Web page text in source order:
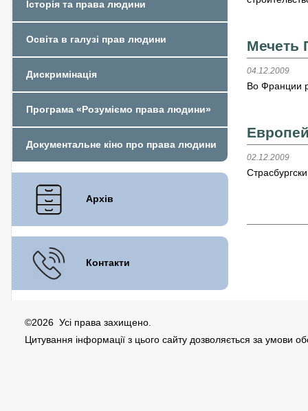
Мечеть
04.12.2009
Во Франции
02.12.2009
Історія та права людини
Освіта в галузі прав людини
Дискримінація
Програма «Розуміємо права людини»
Документальне кіно про права людини
Архів
Контакти
©2026 Усі права захищено.
Цитування інформації з цього сайту дозволяється за умови